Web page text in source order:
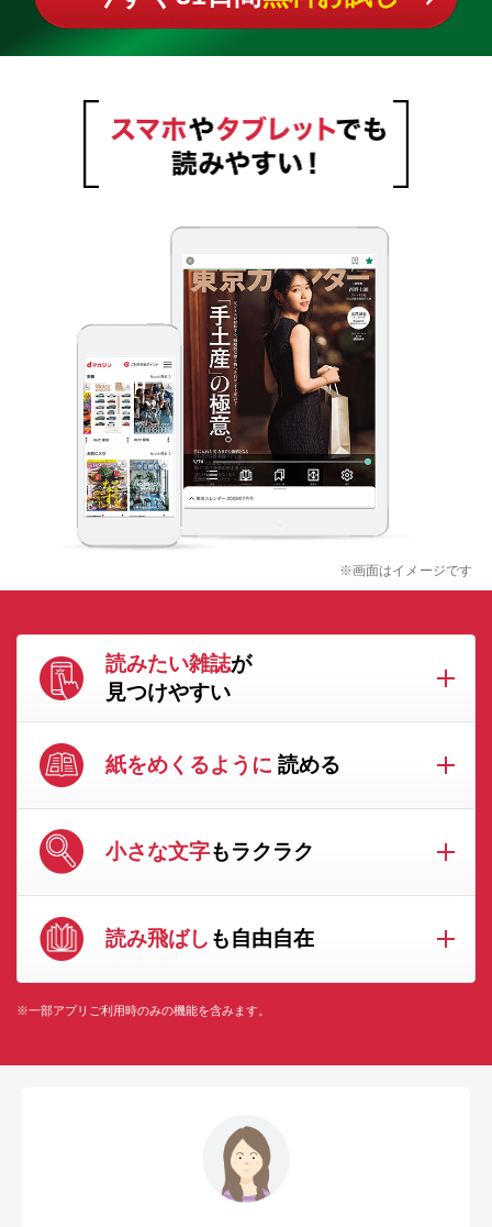
※画面はイメージです
読みたい雑誌が
見つけやすい
紙をめくるように 読める
小さな文字もラクラク
読み飛ばし も自由自在
※一部アプリご利用時のみの機能を含みます。